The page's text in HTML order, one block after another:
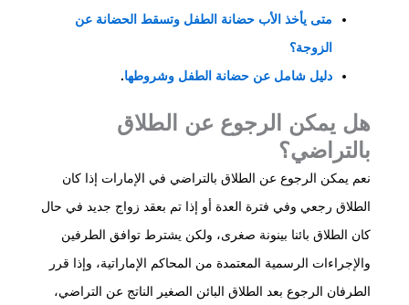
متى يأخذ الأب حضانة الطفل وتسقط الحضانة عن
الزوجة؟
دليل شامل عن حضانة الطفل وشروطها.
هل يمكن الرجوع عن الطلاق
بالتراضي؟
نعم يمكن الرجوع عن الطلاق بالتراضي في الإمارات إذا كان
الطلاق رجعي وفي فترة العدة أو إذا تم بعقد زواج جديد في حال
كان الطلاق بائنا بينونة صغرى، ولكن يشترط توافق الطرفين
والإجراءات الرسمية المعتمدة من المحاكم الإماراتية، وإذا قرر
الطرفان الرجوع بعد الطلاق البائن الصغير الناتج عن التراضي،